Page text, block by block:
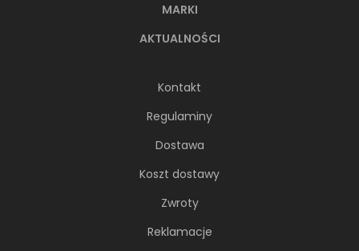
MARKI
AKTUALNOŚCI
Kontakt
Regulaminy
Dostawa
Koszt dostawy
Zwroty
Reklamacje